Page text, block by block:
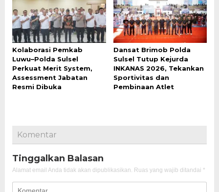
Kolaborasi Pemkab
Luwu–Polda Sulsel
Perkuat Merit System,
Assessment Jabatan
Resmi Dibuka
Dansat Brimob Polda
Sulsel Tutup Kejurda
INKANAS 2026, Tekankan
Sportivitas dan
Pembinaan Atlet
Komentar
Tinggalkan Balasan
Alamat email Anda tidak akan dipublikasikan. Ruas yang wajib ditandai *